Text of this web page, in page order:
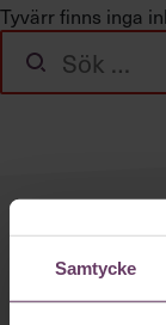
Samtycke
Annonsera
Om oss
Sök
efter:
Tyvärr finns inga
Sök
efter:
Håll